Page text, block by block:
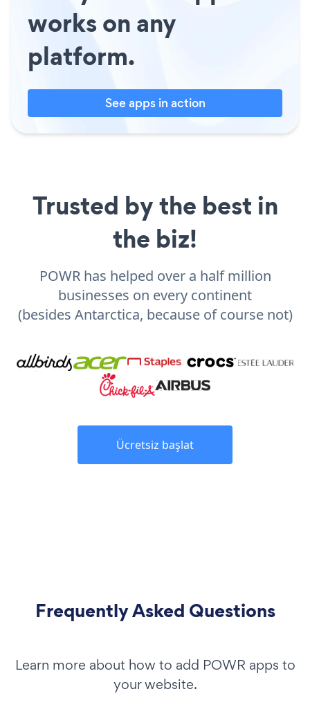
works on any
platform.
See apps in action
Trusted by the best in
the biz!
POWR has helped over a half million
businesses on every continent
(besides Antarctica, because of course not)
Ücretsiz başlat
Frequently Asked Questions
Learn more about how to add POWR apps to
your website.